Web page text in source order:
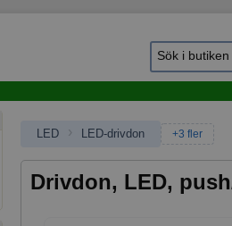
LED › LED-drivdon +3 fler
Drivdon, LED,